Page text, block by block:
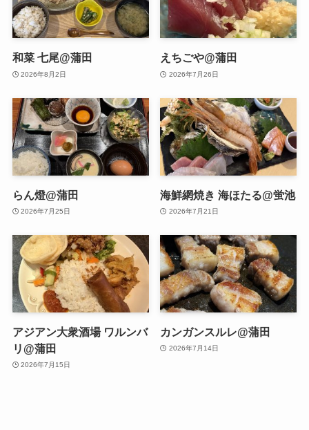
和菜 七尾@蒲田
2026年8月2日
えちごや@蒲田
2026年7月26日
らん燈@蒲田
2026年7月25日
海鮮網焼き 海ほたる@蛍池
2026年7月21日
アジアン大衆酒場 ワルンバ
リ@蒲田
2026年7月15日
カンガンスルレ@蒲田
2026年7月14日